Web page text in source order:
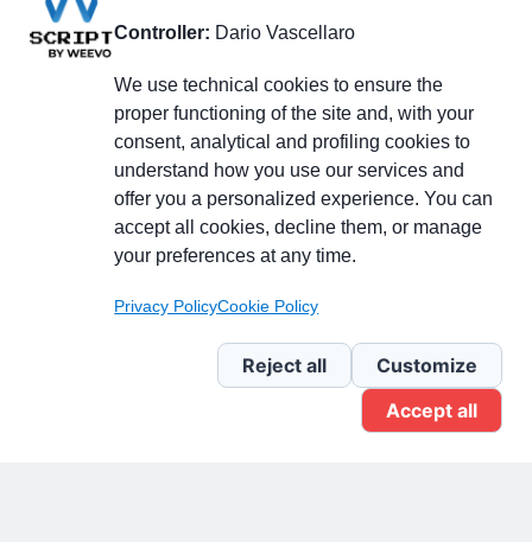
Partecipa alla discussione
Pagina Linkedin
Newsletter Linkedin
Controller: Dario Vascellaro
We use technical cookies to ensure the
proper functioning of the site and, with your
consent, analytical and profiling cookies to
understand how you use our services and
offer you a personalized experience. You can
accept all cookies, decline them, or manage
your preferences at any time.
Privacy PolicyCookie Policy
Reject all
Customize
Accept all